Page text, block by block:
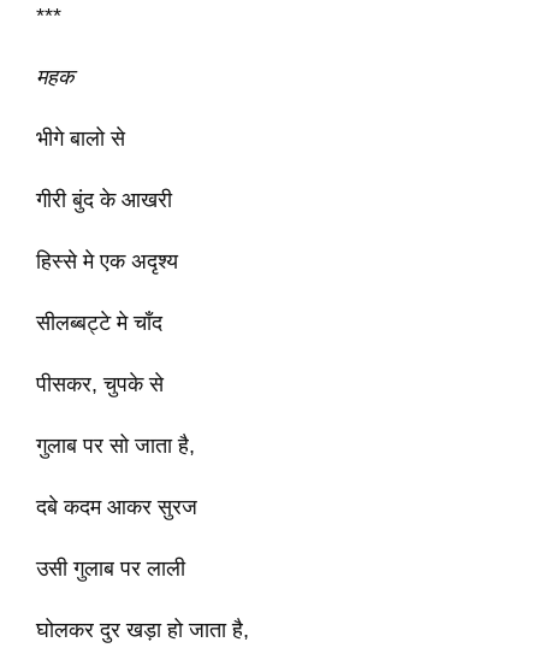
***
महक
भीगे बालो से
गीरी बुंद के आखरी
हिस्से मे एक अदृश्य
सीलब्बट्टे मे चाँद
पीसकर, चुपके से
गुलाब पर सो जाता है,
दबे कदम आकर सुरज
उसी गुलाब पर लाली
घोलकर दुर खड़ा हो जाता है,